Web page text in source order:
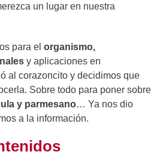
un lugar en nuestra
para el organismo,
y aplicaciones en
al corazoncito y decidimos que
Sobre todo para poner sobre
y parmesano… Ya nos dio
a la información.